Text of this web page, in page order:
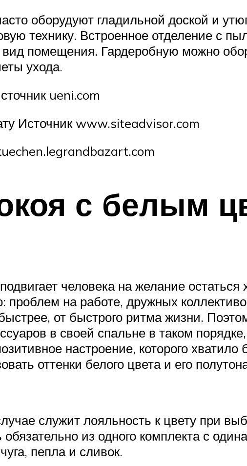
оборудуют гладильной доской и
технику. Встроенное отделение с
помещения. Гардеробную можно
ухода.
ueni.com
Источник www.siteadvisor.com
с белым
человека на желание остаться
проблем на работе, дружных
от быстрого ритма жизни.
в своей спальне в таком
настроение, которого
оттенки белого цвета и его
служит лояльность к цвету при
из одного комплекта с
пепла и сливок.